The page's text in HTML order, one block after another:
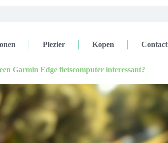
Plezier Kopen Contact
Garmin Edge fietscomputer interessant?